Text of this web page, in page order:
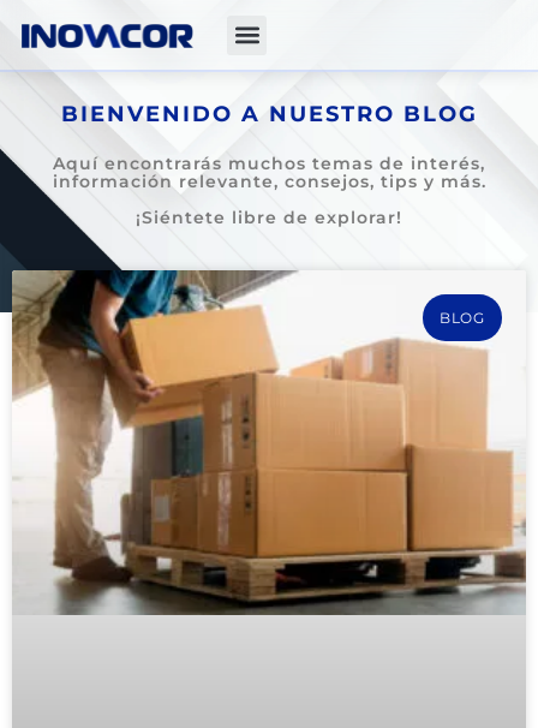
BIENVENIDO A NUESTRO BLOG
Aquí encontrarás muchos temas de interés,
información relevante, consejos, tips y más.
¡Siéntete libre de explorar!
BLOG